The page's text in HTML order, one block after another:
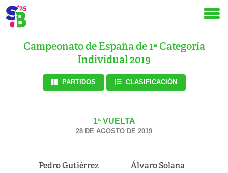
Campeonato de España de 1ª Categoría
Individual 2019
PARTIDOS CLASIFICACIÓN
1ª VUELTA
28 DE AGOSTO DE 2019
Pedro Gutiérrez Álvaro Solana